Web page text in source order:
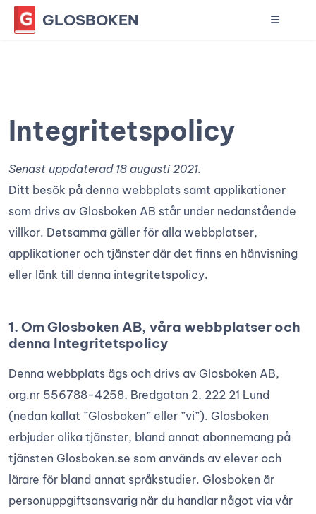
GLOSBOKEN
Integritetspolicy
Senast uppdaterad 18 augusti 2021.
Ditt besök på denna webbplats samt applikationer
som drivs av Glosboken AB står under nedanstående
villkor. Detsamma gäller för alla webbplatser,
applikationer och tjänster där det finns en hänvisning
eller länk till denna integritetspolicy.
1. Om Glosboken AB, våra webbplatser och
denna Integritetspolicy
Denna webbplats ägs och drivs av Glosboken AB,
org.nr 556788-4258, Bredgatan 2, 222 21 Lund
(nedan kallat ”Glosboken” eller ”vi”). Glosboken
erbjuder olika tjänster, bland annat abonnemang på
tjänsten Glosboken.se som används av elever och
lärare för bland annat språkstudier. Glosboken är
personuppgiftsansvarig när du handlar något via vår